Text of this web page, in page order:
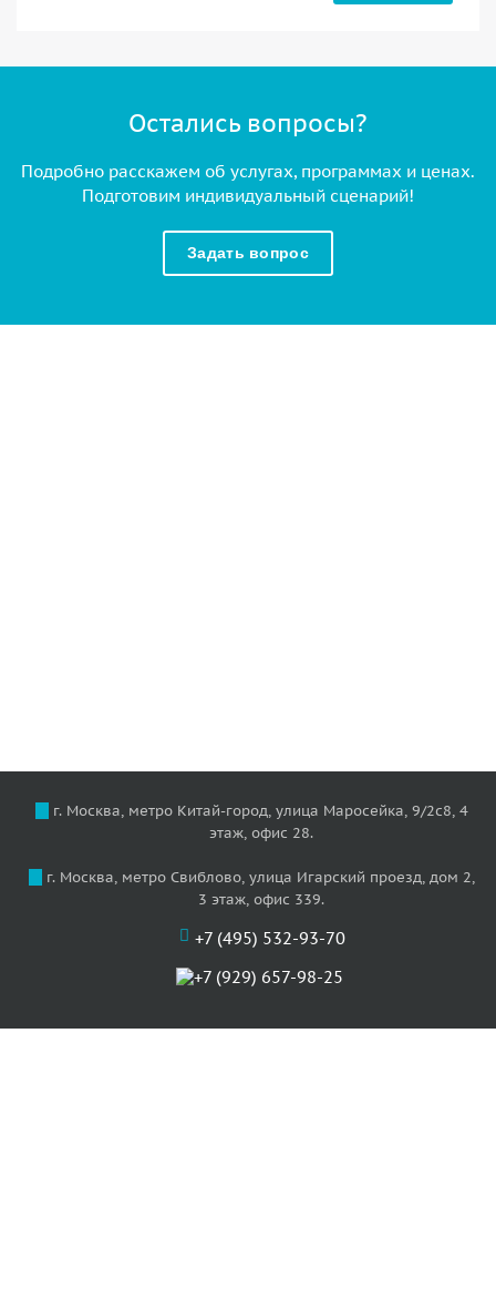
Остались вопросы?
Подробно расскажем об услугах, программах и ценах.
Подготовим индивидуальный сценарий!
Задать вопрос
г. Москва, метро Китай-город, улица Маросейка, 9/2с8, 4
этаж, офис 28.
г. Москва, метро Свиблово, улица Игарский проезд, дом 2,
3 этаж, офис 339.
+7 (495) 532-93-70
+7 (929) 657-98-25